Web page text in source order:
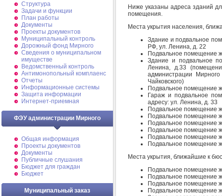
Структура
Задачи и функции
План работы
Документы
Проекты документов
Муниципальный контроль
Дорожный фонд Мирного
Cведения о муниципальном
имуществе
Ведомственный контроль
Антимонопольный комплаенс
Отчеты
Информационные системы
Защита информации
Интернет-приемная
ФЭУ администрации Мирного
Общая информация
Проекты документов
Документы
Публичные слушания
Бюджет для граждан
Бюджет
Муниципальный заказ
Ниже указаны адреса зданий
помещения.
Места укрытия населения,
Здание и подвальное
РФ, ул. Ленина, д. 22
Подвальное помещение
Здание и подвальное
Ленина, д.33
администрации
Чайковского)
Подвальное помещение
Гараж и подвальное
адресу: ул. Ленина, д. 33
Подвальное помещение
Подвальное помещение
Подвальное помещение
Подвальное помещение
Подвальное помещение
Подвальное помещение
Места укрытия, ближайшие к
Подвальное помещение
Подвальное помещение
Подвальное помещение
Подвальное помещение